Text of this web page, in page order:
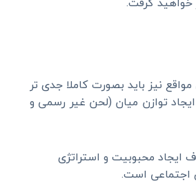
نیز باید بصورت کاملا جدی تر
توازن میان (لحن غیر رسمی و
ایجاد محبوبیت و استراتژی
اجتماعی است.